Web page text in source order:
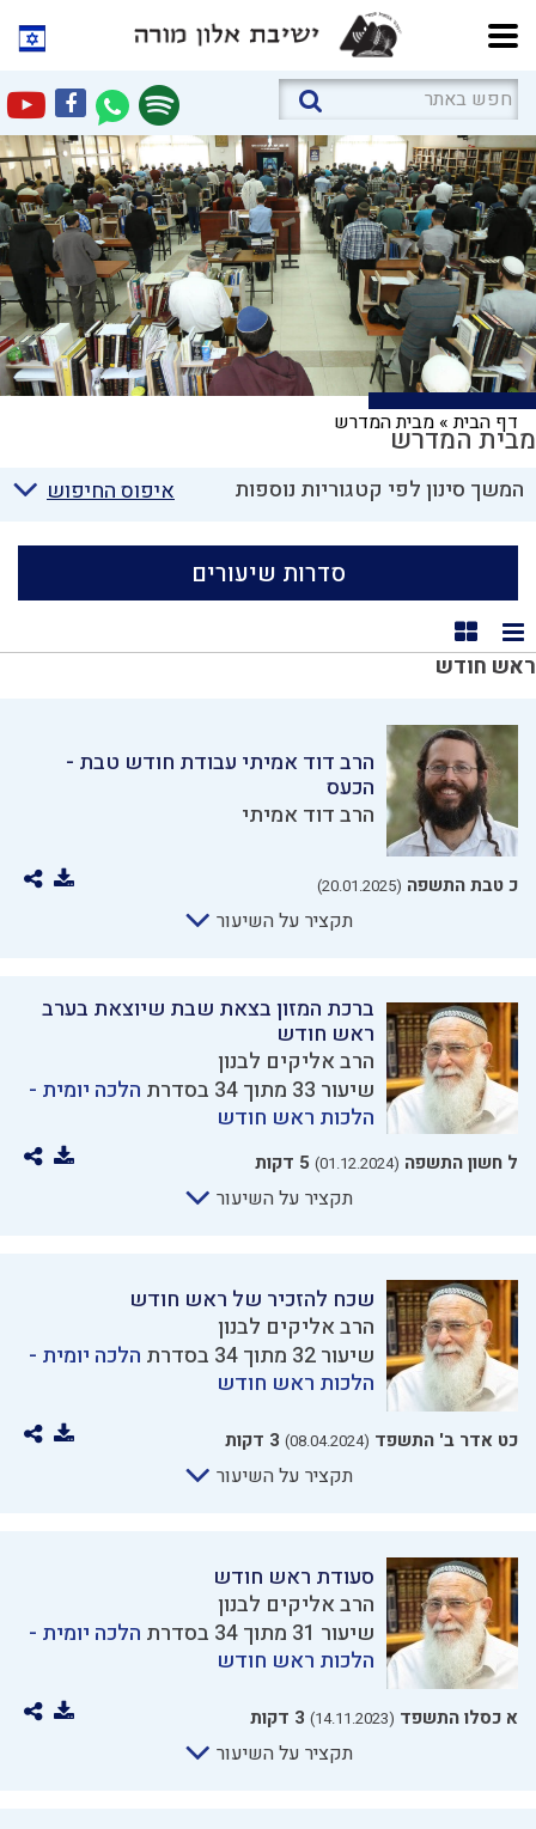
דף הבית» מבית המדרשמבית המדרש
איפוס החיפוש המשך סינון לפי קטגוריות נוספות
סדרות שיעורים
תצוגת רשימה
תצוגת קוביות
ראש חודש
הרב דוד אמיתי עבודת חודש טבת -
הכעס
הרב דוד אמיתי
כ טבת התשפה (20.01.2025)
תקציר על השיעור
ברכת המזון בצאת שבת שיוצאת בערב
ראש חודש
הרב אליקים לבנון
שיעור 33 מתוך 34 בסדרת
הלכה יומית -
הלכות ראש חודש
ל חשון התשפה (01.12.2024) 5 דקות
תקציר על השיעור
שכח להזכיר של ראש חודש
הרב אליקים לבנון
שיעור 32 מתוך 34 בסדרת
הלכה יומית -
הלכות ראש חודש
כט אדר ב' התשפד (08.04.2024) 3 דקות
תקציר על השיעור
סעודת ראש חודש
הרב אליקים לבנון
שיעור 31 מתוך 34 בסדרת
הלכה יומית -
הלכות ראש חודש
א כסלו התשפד (14.11.2023) 3 דקות
תקציר על השיעור